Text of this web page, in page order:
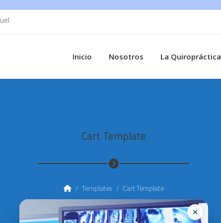
Inicio Nosotros La Quiropráctica
Cart Template
/ Templates / Cart Template